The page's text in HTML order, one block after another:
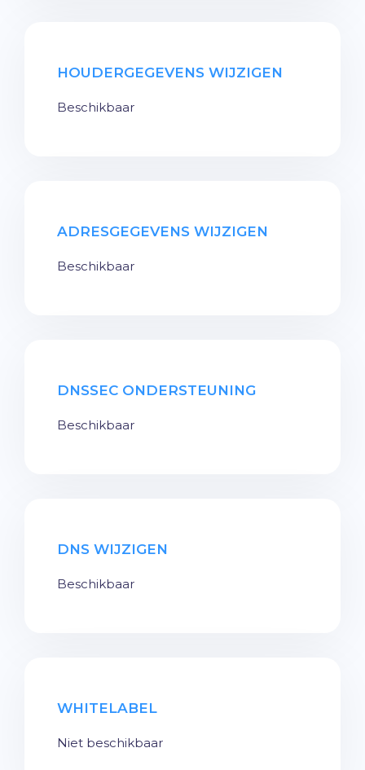
HOUDERGEGEVENS WIJZIGEN
Beschikbaar
ADRESGEGEVENS WIJZIGEN
Beschikbaar
DNSSEC ONDERSTEUNING
Beschikbaar
DNS WIJZIGEN
Beschikbaar
WHITELABEL
Niet beschikbaar